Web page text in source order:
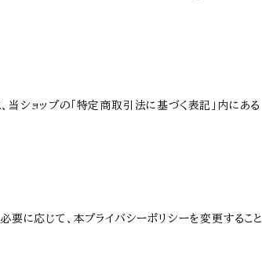
ショップの「特定商取引法に基づく表記」内にある
に応じて、本プライバシーポリシーを変更すること